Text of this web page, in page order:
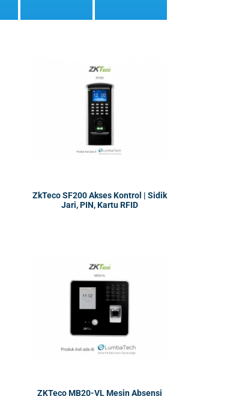
ZkTeco SF200 Akses Kontrol | Sidik
Jari, PIN, Kartu RFID
ZKTeco MB20-VL Mesin Absensi